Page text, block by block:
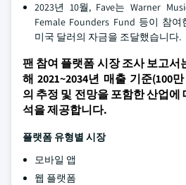
2023년 10월, Fave는 Warner
Female Founders Fund 등이 참
미국 달러의 자금을 조달했습니다.
팬 참여 플랫폼 시장 조사 보고서
해 2021~2034년 매출 기준(100
의 추정 및 전망을 포함한 산업에
석을 제공합니다.
플랫폼 유형별 시장
모바일 앱
웹 플랫폼